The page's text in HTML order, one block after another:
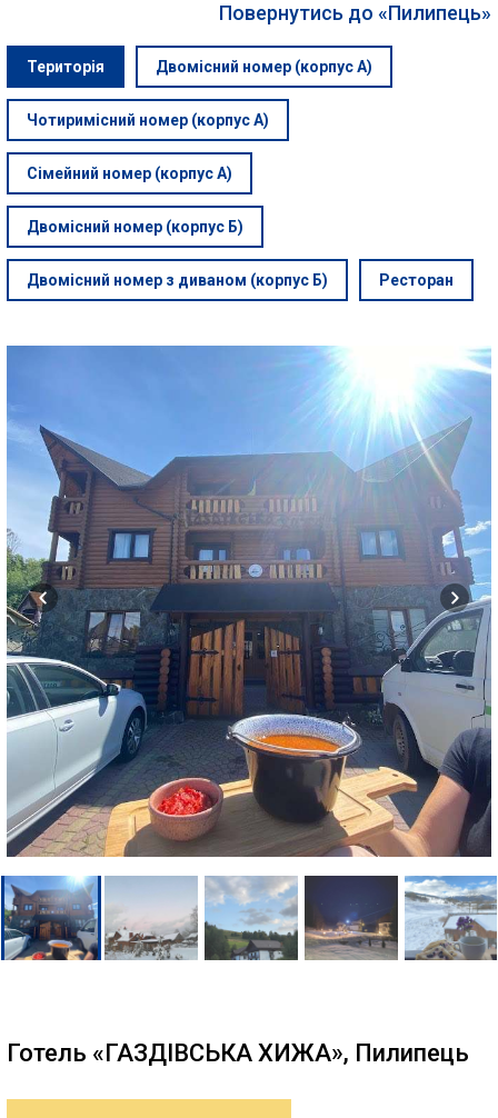
Повернутись до «Пилипець»
Територія Двомісний номер (корпус А)
Чотиримісний номер (корпус А)
Сімейний номер (корпус А)
Двомісний номер (корпус Б)
Двомісний номер з диваном (корпус Б) Ресторан
Готель «ГАЗДІВСЬКА ХИЖА», Пилипець